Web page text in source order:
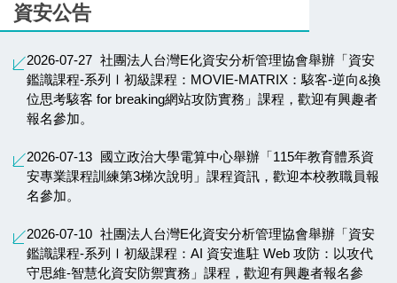
資安公告
2026-07-27 社團法人台灣E化資安分析管理協會舉辦「資安
鑑識課程-系列Ⅰ初級課程：MOVIE-MATRIX：駭客-逆向&換
位思考駭客 for breaking網站攻防實務」課程，歡迎有興趣者
報名參加。
2026-07-13 國立政治大學電算中心舉辦「115年教育體系資
安專業課程訓練第3梯次說明」課程資訊，歡迎本校教職員報
名參加。
2026-07-10 社團法人台灣E化資安分析管理協會舉辦「資安
鑑識課程-系列Ⅰ初級課程：AI 資安進駐 Web 攻防：以攻代
守思維-智慧化資安防禦實務」課程，歡迎有興趣者報名參